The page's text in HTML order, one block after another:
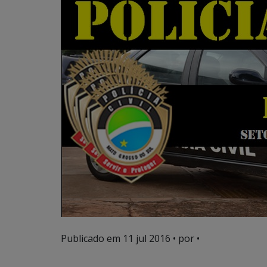
Publicado em 11 jul 2016 • por •